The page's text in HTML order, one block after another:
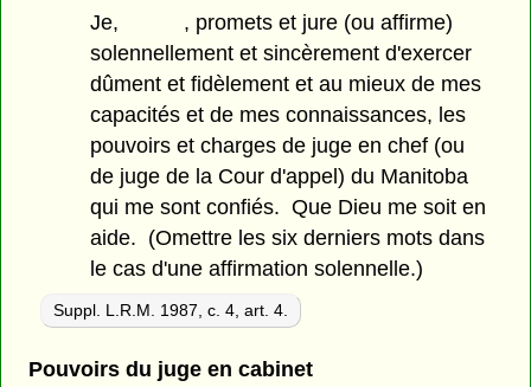
Je, , promets et jure (ou affirme)
solennellement et sincèrement d'exercer
dûment et fidèlement et au mieux de mes
capacités et de mes connaissances, les
pouvoirs et charges de juge en chef (ou
de juge de la Cour d'appel) du Manitoba
qui me sont confiés. Que Dieu me soit en
aide. (Omettre les six derniers mots dans
le cas d'une affirmation solennelle.)
Suppl. L.R.M. 1987, c. 4, art. 4.
Pouvoirs du juge en cabinet